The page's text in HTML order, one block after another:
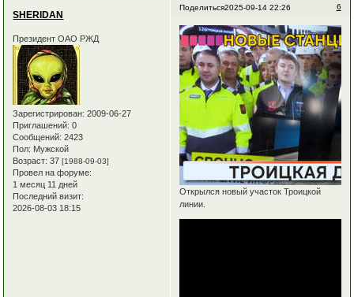
Поделиться 6
2025-09-14 22:26
SHERIDAN
Президент ОАО РЖД
Зарегистрирован: 2009-06-27
Приглашений: 0
Сообщений: 2423
Пол: Мужской
Возраст: 37[1988-09-03]
Провел на форуме:
1 месяц 11 дней
Последний визит:
2026-08-03 18:15
Открылся новый участок Троицкой
линии.